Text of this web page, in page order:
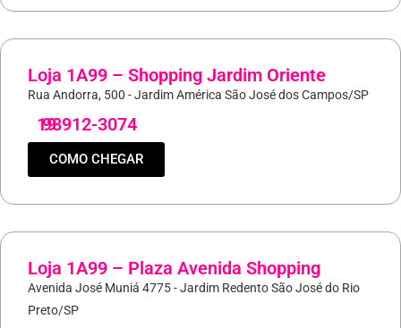
Loja 1A99 – Shopping Jardim Oriente
Rua Andorra, 500 - Jardim América São José dos Campos/SP
19
98912-3074
COMO CHEGAR
Loja 1A99 – Plaza Avenida Shopping
Avenida José Muniá 4775 - Jardim Redento São José do Rio
Preto/SP